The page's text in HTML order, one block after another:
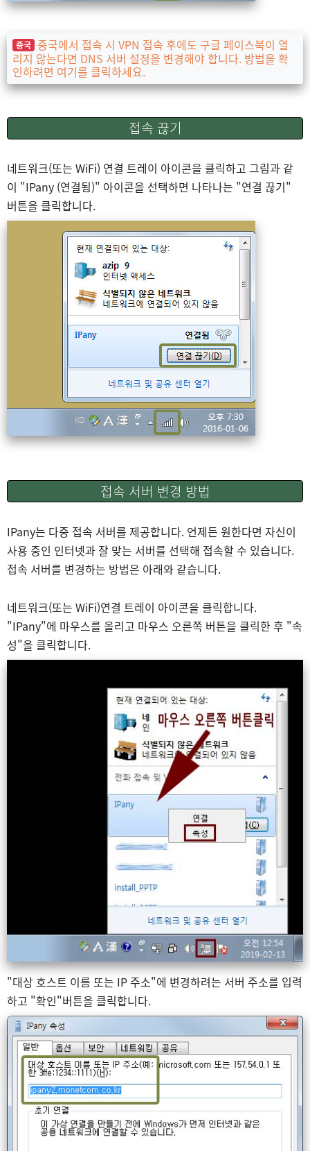
중국 중국에서 접속 시 VPN 접속 후에도 구글 페이스북이 열
리지 않는다면 DNS 서버 설정을 변경해야 합니다. 방법을 확
인하려면 여기를 클릭하세요.
접속 끊기
네트워크(또는 WiFi) 연결 트레이 아이콘을 클릭하고 그림과 같
이 "IPany (연결됨)" 아이콘을 선택하면 나타나는 "연결 끊기"
버튼을 클릭합니다.
접속 서버 변경 방법
IPany는 다중 접속 서버를 제공합니다. 언제든 원한다면 자신이
사용 중인 인터넷과 잘 맞는 서버를 선택해 접속할 수 있습니다.
접속 서버를 변경하는 방법은 아래와 같습니다.
네트워크(또는 WiFi)연결 트레이 아이콘을 클릭합니다.
"IPany"에 마우스를 올리고 마우스 오른쪽 버튼을 클릭한 후 "속
성"을 클릭합니다.
"대상 호스트 이름 또는 IP 주소"에 변경하려는 서버 주소를 입력
하고 "확인"버튼을 클릭합니다.